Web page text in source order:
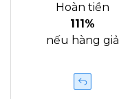
Hoàn tiền
111%
nếu hàng giả